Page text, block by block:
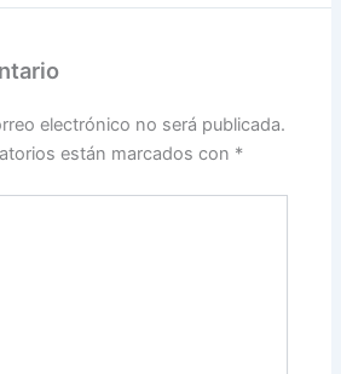
electrónico no será publicada.
están marcados con *